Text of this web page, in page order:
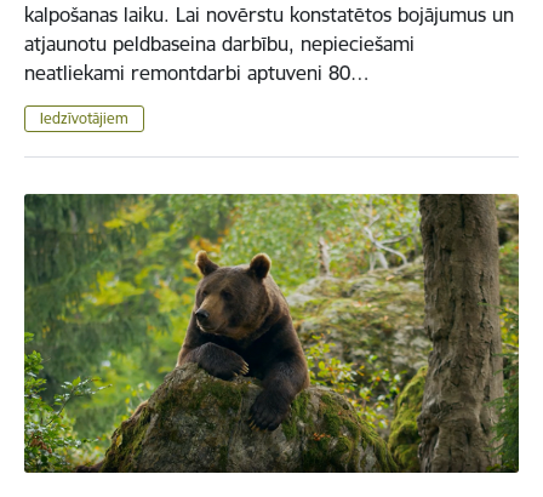
kalpošanas laiku. Lai novērstu konstatētos bojājumus un
atjaunotu peldbaseina darbību, nepieciešami
neatliekami remontdarbi aptuveni 80…
Iedzīvotājiem